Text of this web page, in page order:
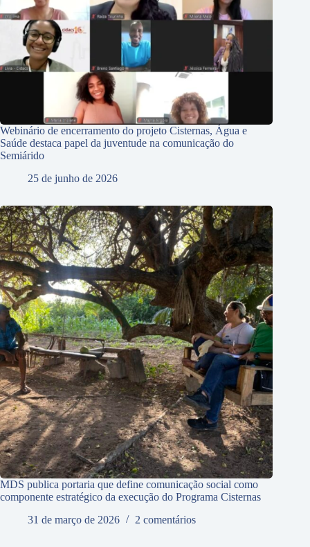
Webinário de encerramento do projeto Cisternas, Água e
Saúde destaca papel da juventude na comunicação do
Semiárido
25 de junho de 2026
MDS publica portaria que define comunicação social como
componente estratégico da execução do Programa Cisternas
31 de março de 2026
2 comentários